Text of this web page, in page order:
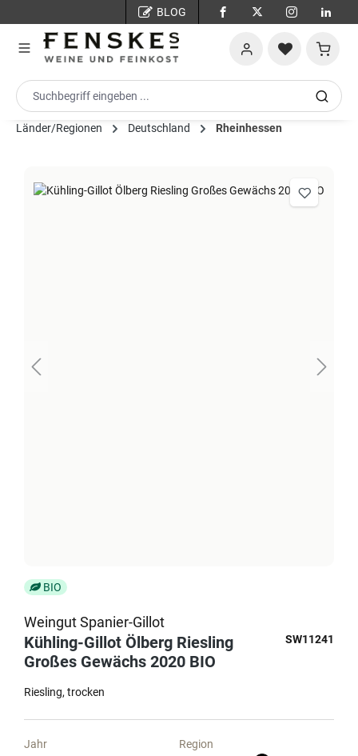
BLOG
Länder/Regionen Deutschland Rheinhessen
BIO
Weingut Spanier-Gillot
Kühling-Gillot Ölberg Riesling
Großes Gewächs 2020 BIO
SW11241
Riesling trocken
Jahr
Region